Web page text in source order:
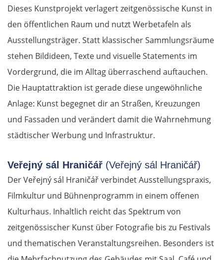
Dieses Kunstprojekt verlagert zeitgenössische Kunst in
den öffentlichen Raum und nutzt Werbetafeln als
Ausstellungsträger. Statt klassischer Sammlungsräume
stehen Bildideen, Texte und visuelle Statements im
Vordergrund, die im Alltag überraschend auftauchen.
Die Hauptattraktion ist gerade diese ungewöhnliche
Anlage: Kunst begegnet dir an Straßen, Kreuzungen
und Fassaden und verändert damit die Wahrnehmung
städtischer Werbung und Infrastruktur.
Veřejný sál Hraničář (Veřejný sál Hraničář)
Der Veřejný sál Hraničář verbindet Ausstellungspraxis,
Filmkultur und Bühnenprogramm in einem offenen
Kulturhaus. Inhaltlich reicht das Spektrum von
zeitgenössischer Kunst über Fotografie bis zu Festivals
und thematischen Veranstaltungsreihen. Besonders ist